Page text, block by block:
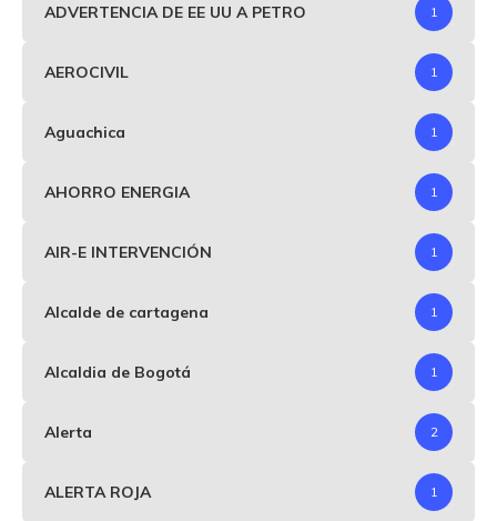
ADVERTENCIA DE EE UU A PETRO 1
AEROCIVIL 1
Aguachica 1
AHORRO ENERGIA 1
AIR-E INTERVENCIÓN 1
Alcalde de cartagena 1
Alcaldia de Bogotá 1
Alerta 2
ALERTA ROJA 1